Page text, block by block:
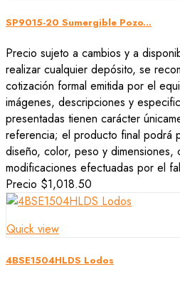
SP9015-20 Sumergible Pozo...
Precio sujeto a cambios y a
realizar cualquier depósito, se
cotización formal emitida por el
imágenes, descripciones y
presentadas tienen carácter
referencia; el producto final podrá
diseño, color, peso y dimensiones,
modificaciones efectuadas por el
Precio $1,018.50
Quick view
4BSE1504HLDS Lodos